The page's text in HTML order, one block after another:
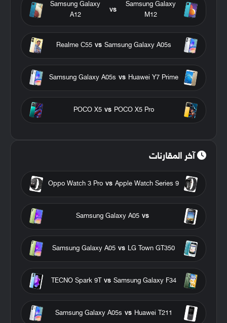
Samsung Galaxy
M12
vs
Samsung Galaxy
A12
Samsung Galaxy A05s
vs
Realme C55
Huawei Y7 Prime
vs
Samsung Galaxy A05s
POCO X5 Pro
vs
POCO X5
آخر المقارنات
Apple Watch Series 9
vs
Oppo Watch 3 Pro
vs
Samsung Galaxy A05
LG Town GT350
vs
Samsung Galaxy A05
Samsung Galaxy F34
vs
TECNO Spark 9T
Huawei T211
vs
Samsung Galaxy A05s